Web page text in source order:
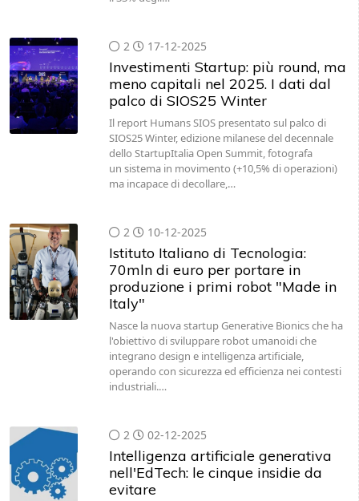
2 17-12-2025
Investimenti Startup: più round, ma
meno capitali nel 2025. I dati dal
palco di SIOS25 Winter
Il report Humans SIOS presentato sul palco di
SIOS25 Winter, edizione milanese del decennale
dello StartupItalia Open Summit, fotografa
un sistema in movimento (+10,5% di operazioni)
ma incapace di decollare,…
2 10-12-2025
Istituto Italiano di Tecnologia:
70mln di euro per portare in
produzione i primi robot "Made in
Italy"
Nasce la nuova startup Generative Bionics che ha
l'obiettivo di sviluppare robot umanoidi che
integrano design e intelligenza artificiale,
operando con sicurezza ed efficienza nei contesti
industriali.…
2 02-12-2025
Intelligenza artificiale generativa
nell'EdTech: le cinque insidie da
evitare